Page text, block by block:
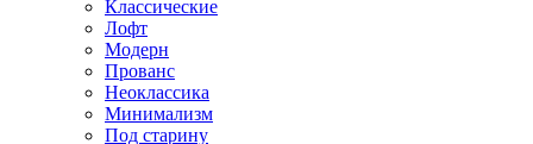
Классические
Лофт
Модерн
Прованс
Неоклассика
Минимализм
Под старину